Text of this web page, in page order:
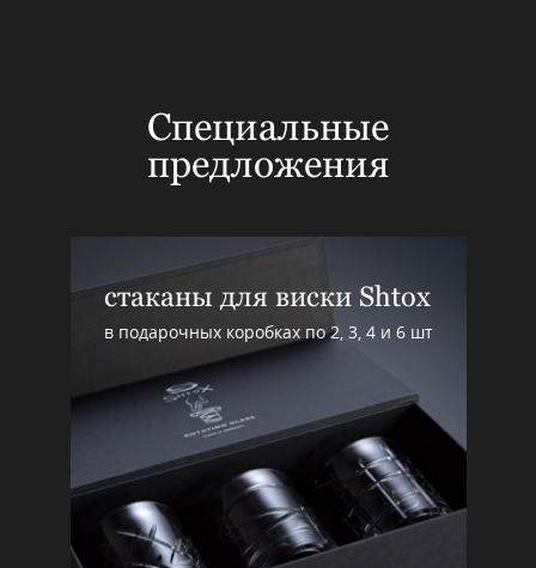
Специальные
предложения
стаканы для виски Shtox
в подарочных коробках по 2, 3, 4 и 6 шт